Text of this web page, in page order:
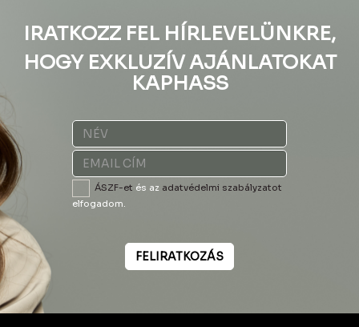
IRATKOZZ FEL HÍRLEVELÜNKRE,
HOGY EXKLUZÍV AJÁNLATOKAT
KAPHASS
ÁSZF-et és az adatvédelmi szabályzatot
elfogadom.
FELIRATKOZÁS